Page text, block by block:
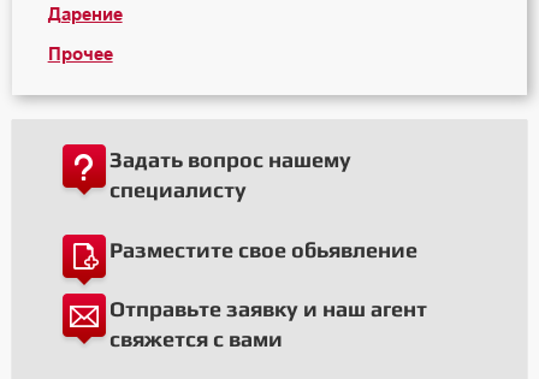
Дарение
Прочее
Задать вопрос нашему
специалисту
Разместите свое обьявление
Отправьте заявку и наш агент
свяжется с вами